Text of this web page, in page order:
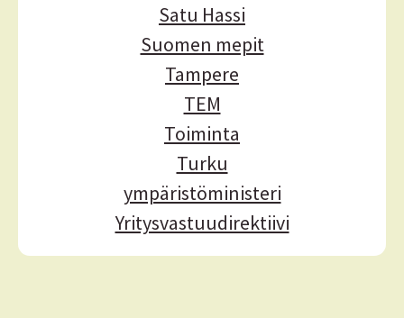
Satu Hassi
Suomen mepit
Tampere
TEM
Toiminta
Turku
ympäristöministeri
Yritysvastuudirektiivi